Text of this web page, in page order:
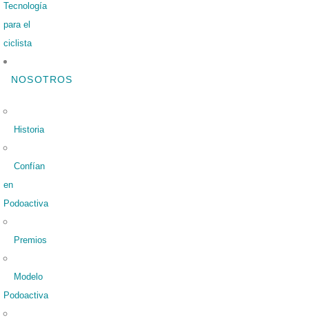
Tecnología
para el
ciclista
NOSOTROS
Historia
Confían
en
Podoactiva
Premios
Modelo
Podoactiva